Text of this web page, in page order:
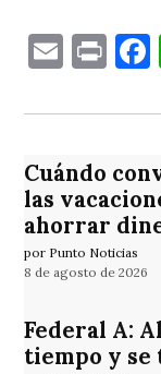
Email
Cuándo
las
ahorrar
por Punto Noticias
8 de agosto de 2026
Federal A:
tiempo y